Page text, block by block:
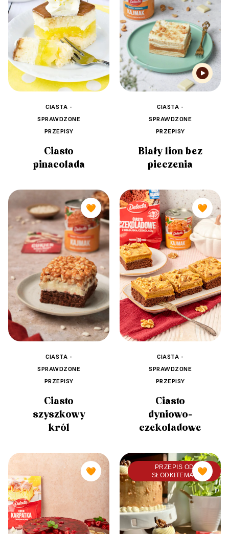
CIASTA -
SPRAWDZONE
PRZEPISY
Ciasto
pinacolada
CIASTA -
SPRAWDZONE
PRZEPISY
Biały lion bez
pieczenia
🧡
CIASTA -
SPRAWDZONE
PRZEPISY
Ciasto
szyszkowy
król
🧡
CIASTA -
SPRAWDZONE
PRZEPISY
Ciasto
dyniowo-
czekoladowe
🧡
PRZEPIS OD
SŁODKITEMAT 🧡